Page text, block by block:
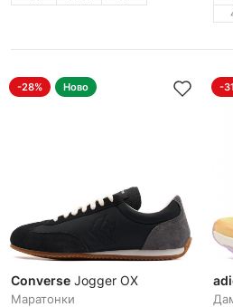
-28% Ново
Converse Jogger OX
Маратонки
-